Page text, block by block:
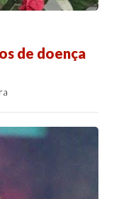
de doença